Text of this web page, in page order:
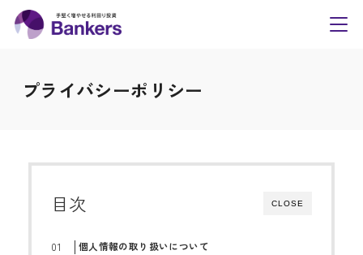
Bankers(バンカーズ) |
プライバシーポリシー
CLOSE
目次
個人情報の取り扱いについて